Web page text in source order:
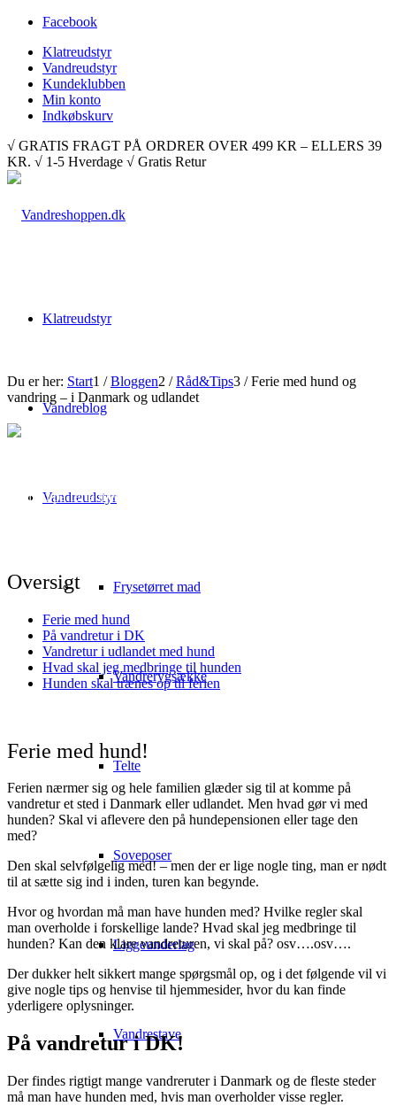
Facebook
Klatreudstyr
Vandreudstyr
Kundeklubben
Min konto
Indkøbskurv
√ GRATIS FRAGT PÅ ORDRER OVER 499 KR – ELLERS 39
KR. √ 1-5 Hverdage √ Gratis Retur
Klatreudstyr
Vandreblog
Vandreudstyr
Frysetørret mad
Vandrerygsække
Telte
Soveposer
Liggeunderlag
Vandrestave
Du er her: Start1 / Bloggen2 / Råd&Tips3 / Ferie med hund og
vandring – i Danmark og udlandet
Skal du på ferie med hund, vel at bemærke udendørs, som
Oversigt
Ferie med hund
På vandretur i DK
Vandretur i udlandet med hund
Hvad skal jeg medbringe til hunden
Hunden skal trænes op til ferien
Ferie med hund!
Ferien nærmer sig og hele familien glæder sig til at komme på
vandretur et sted i Danmark eller udlandet. Men hvad gør vi med
hunden? Skal vi aflevere den på hundepensionen eller tage den
med?
Den skal selvfølgelig med! – men der er lige nogle ting, man er nødt
til at sætte sig ind i inden, turen kan begynde.
Hvor og hvordan må man have hunden med? Hvilke regler skal
man overholde i forskellige lande? Hvad skal jeg medbringe til
hunden? Kan den klare vandreturen, vi skal på? osv….osv….
Der dukker helt sikkert mange spørgsmål op, og i det følgende vil vi
give nogle tips og henvise til hjemmesider, hvor du kan finde
yderligere oplysninger.
På vandretur i DK!
Der findes rigtigt mange vandreruter i Danmark og de fleste steder
må man have hunden med, hvis man overholder visse regler.